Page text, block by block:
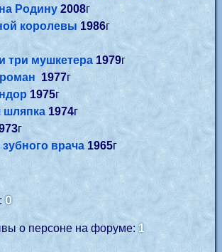
Родину 2008г
королевы 1986г
три мушкетера 1979г
1977г
1975г
шляпка 1974г
г
врача 1965г
0
о персоне на форуме:1